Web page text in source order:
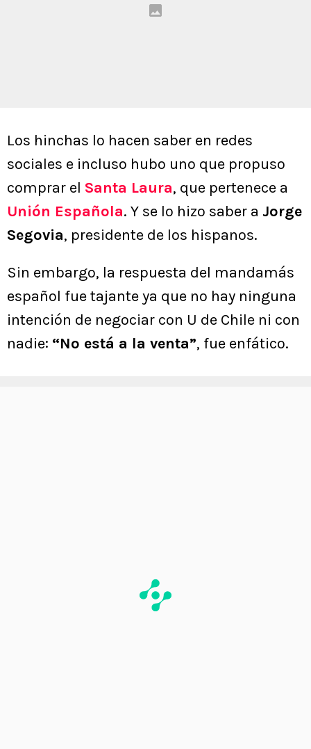
Los hinchas lo hacen saber en redes
sociales e incluso hubo uno que propuso
comprar el Santa Laura, que pertenece a
Unión Española. Y se lo hizo saber a Jorge
Segovia, presidente de los hispanos.
Sin embargo, la respuesta del mandamás
español fue tajante ya que no hay ninguna
intención de negociar con U de Chile ni con
nadie: “No está a la venta”, fue enfático.